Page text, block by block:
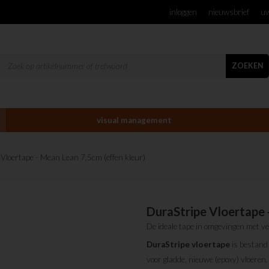
inloggen nieuwsbrief
ZOEKEN
visual management
Vloertape - Mean Lean 7,5cm (effen kleur)
DuraStripe Vloertape
De ideale tape in omgevingen met
DuraStripe vloertape is
voor gladde, nieuwe (epoxy)